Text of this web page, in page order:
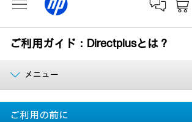
ご利用ガイド：Directplusとは？
メニュー
ご利用の前に